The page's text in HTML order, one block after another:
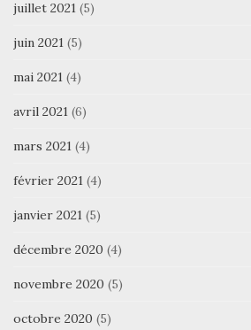
juillet 2021 (5)
juin 2021 (5)
mai 2021 (4)
avril 2021 (6)
mars 2021 (4)
février 2021 (4)
janvier 2021 (5)
décembre 2020 (4)
novembre 2020 (5)
octobre 2020 (5)